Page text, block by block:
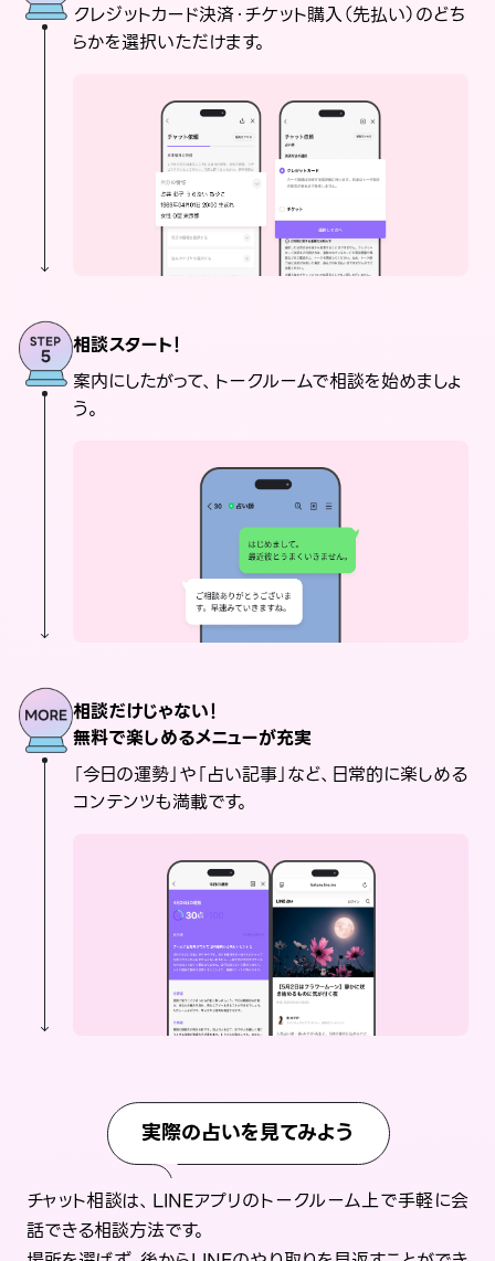
クレジットカード決済・チケット購入（先払い）のどち
らかを選択いただけます。
相談スタート！
案内にしたがって、トークルームで相談を始めましょ
う。
相談だけじゃない！
無料で楽しめるメニューが充実
「今日の運勢」や「占い記事」など、日常的に楽しめる
コンテンツも満載です。
実際の占いを見てみよう
チャット相談は、LINEアプリのトークルーム上で手軽に会
話できる相談方法です。